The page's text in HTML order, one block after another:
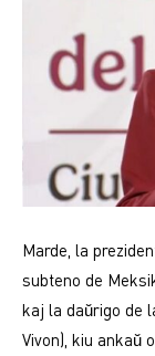
Marde, la
subteno de
kaj la daŭrigo de
Vivon), kiu ankaŭ